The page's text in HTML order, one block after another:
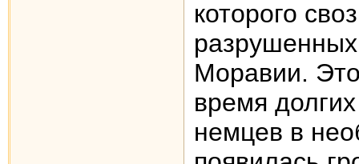
которого
Моравии.
время
немцев в